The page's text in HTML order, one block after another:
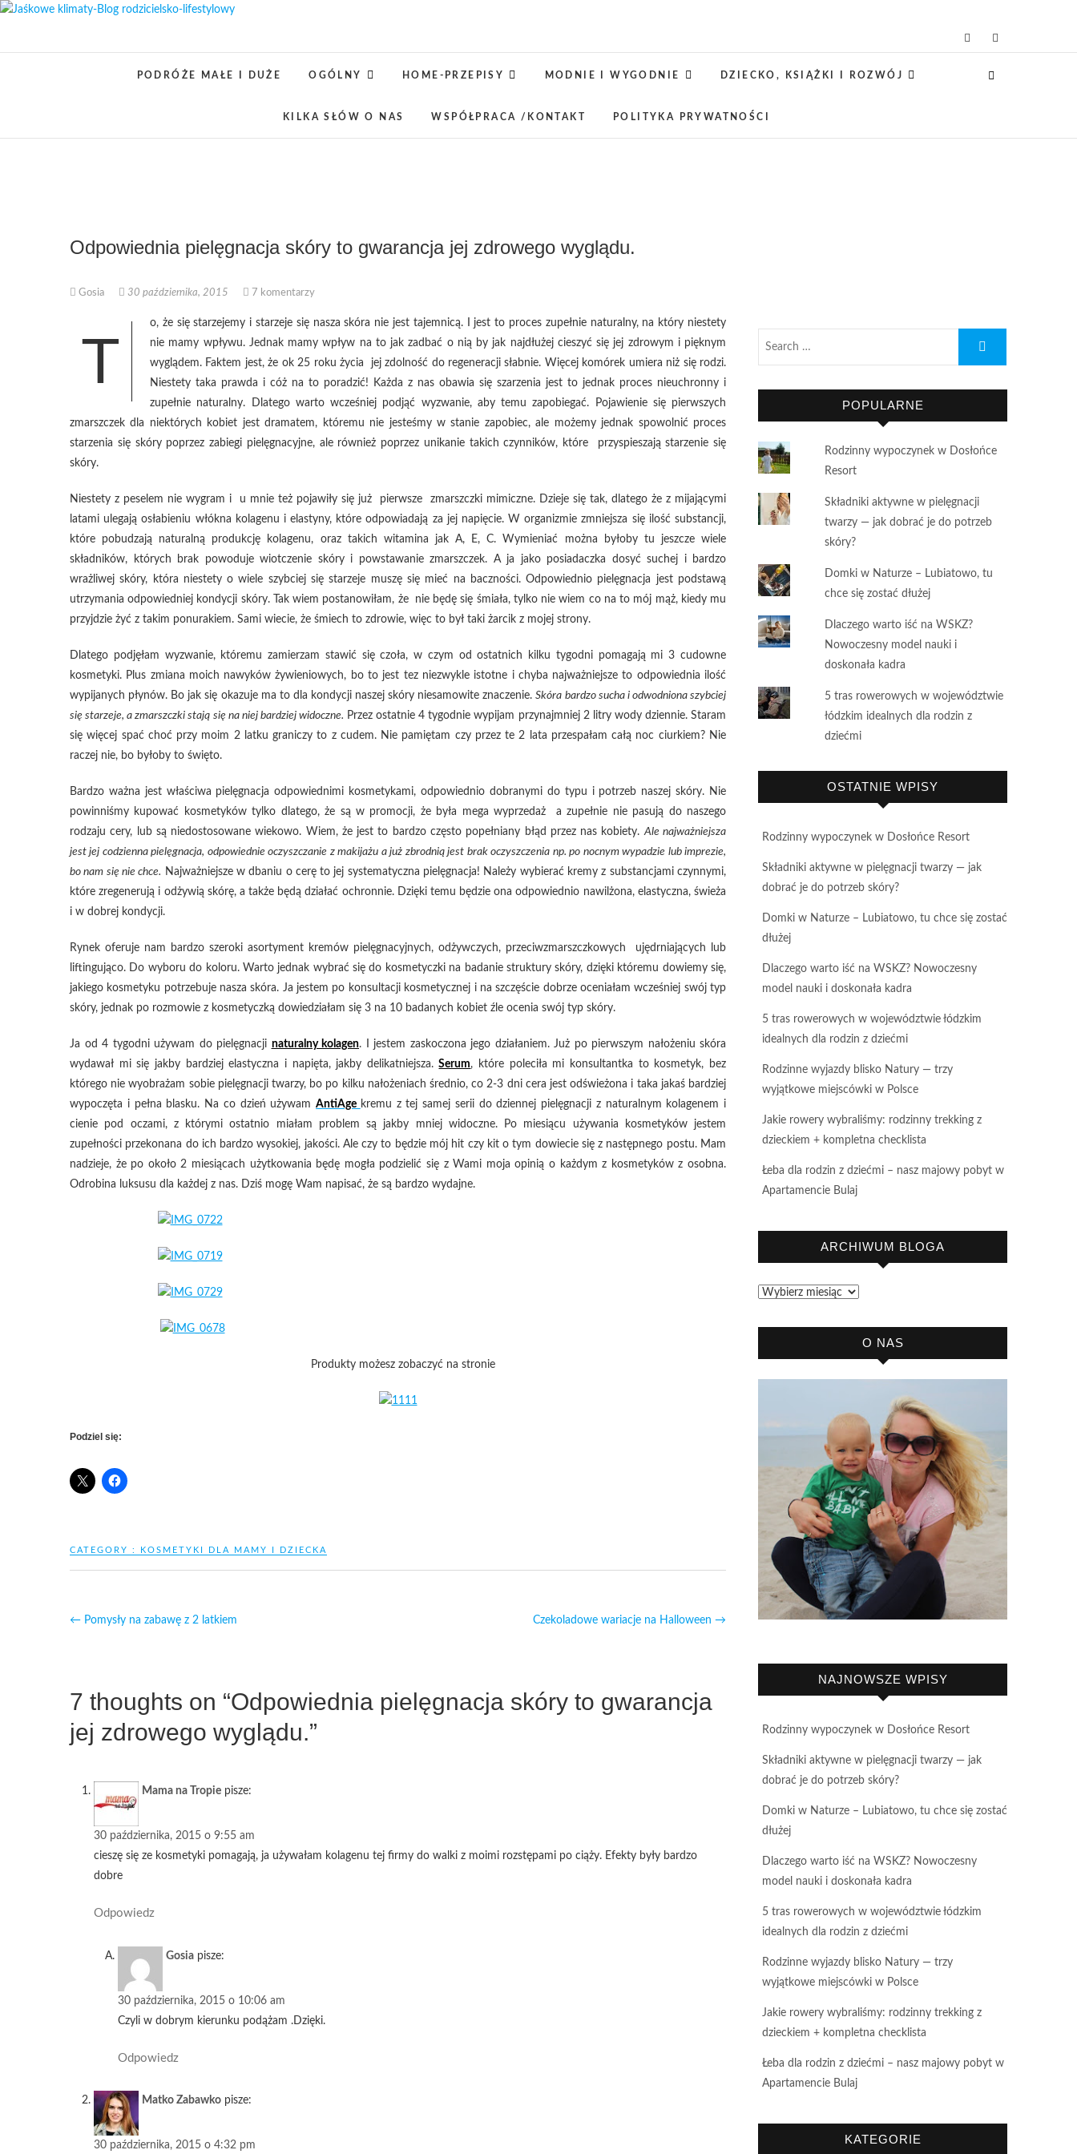
Skip
Jaśkowe klimaty-Blog rodzicielsko-lifestylowy
OPISUJEMY ŻYCIE. ZABAWA POŁĄCZONA Z NAUKĄ, CIEKAWE PROJEKTY DIY Z DZIECKIEM,
PODRÓŻE MAŁE I DUŻE OGÓLNY HOME-PRZEPISY MODNIE I WYGODNIE DZIECKO, KSIĄŻKI I ROZWÓJ
KILKA SŁÓW O NAS WSPÓŁPRACA /KONTAKT POLITYKA PRYWATNOŚCI
Odpowiednia pielęgnacja skóry to gwarancja jej zdrowego wyglądu.
Gosia 30 października, 2015 7 komentarzy
T
o, że się starzejemy i starzeje się nasza skóra nie jest tajemnicą. I jest to proces zupełnie naturalny, na który niestety
nie mamy wpływu. Jednak mamy wpływ na to jak zadbać o nią by jak najdłużej cieszyć się jej zdrowym i pięknym
wyglądem. Faktem jest, że ok 25 roku życia jej zdolność do regeneracji słabnie. Więcej komórek umiera niż się rodzi.
Niestety taka prawda i cóż na to poradzić! Każda z nas obawia się szarzenia jest to jednak proces nieuchronny i
zupełnie naturalny. Dlatego warto wcześniej podjąć wyzwanie, aby temu zapobiegać. Pojawienie się pierwszych
zmarszczek dla niektórych kobiet jest dramatem, któremu nie jesteśmy w stanie zapobiec, ale możemy jednak spowolnić proces
starzenia się skóry poprzez zabiegi pielęgnacyjne, ale również poprzez unikanie takich czynników, które przyspieszają starzenie się
skóry.
Niestety z peselem nie wygram i u mnie też pojawiły się już pierwsze zmarszczki mimiczne. Dzieje się tak, dlatego że z mijającymi
latami ulegają osłabieniu włókna kolagenu i elastyny, które odpowiadają za jej napięcie. W organizmie zmniejsza się ilość substancji,
które pobudzają naturalną produkcję kolagenu, oraz takich witamina jak A, E, C. Wymieniać można byłoby tu jeszcze wiele
składników, których brak powoduje wiotczenie skóry i powstawanie zmarszczek. A ja jako posiadaczka dosyć suchej i bardzo
wrażliwej skóry, która niestety o wiele szybciej się starzeje muszę się mieć na baczności. Odpowiednio pielęgnacja jest podstawą
utrzymania odpowiedniej kondycji skóry. Tak wiem postanowiłam, że nie będę się śmiała, tylko nie wiem co na to mój mąż, kiedy mu
przyjdzie żyć z takim ponurakiem. Sami wiecie, że śmiech to zdrowie, więc to był taki żarcik z mojej strony.
Dlatego podjęłam wyzwanie, któremu zamierzam stawić się czoła, w czym od ostatnich kilku tygodni pomagają mi 3 cudowne
kosmetyki. Plus zmiana moich nawyków żywieniowych, bo to jest tez niezwykle istotne i chyba najważniejsze to odpowiednia ilość
wypijanych płynów. Bo jak się okazuje ma to dla kondycji naszej skóry niesamowite znaczenie.Skóra bardzo sucha i odwodniona szybciej
się starzeje, a zmarszczki stają się na niej bardziej widoczne. Przez ostatnie 4 tygodnie wypijam przynajmniej 2 litry wody dziennie. Staram
się więcej spać choć przy moim 2 latku graniczy to z cudem. Nie pamiętam czy przez te 2 lata przespałam całą noc ciurkiem? Nie
raczej nie, bo byłoby to święto.
Bardzo ważna jest właściwa pielęgnacja odpowiednimi kosmetykami, odpowiednio dobranymi do typu i potrzeb naszej skóry. Nie
powinniśmy kupować kosmetyków tylko dlatego, że są w promocji, że była mega wyprzedaż a zupełnie nie pasują do naszego
rodzaju cery, lub są niedostosowane wiekowo. Wiem, że jest to bardzo często popełniany błąd przez nas kobiety.Ale najważniejsza
jest jej codzienna pielęgnacja, odpowiednie oczyszczanie z makijażu a już zbrodnią jest brak oczyszczenia np. po nocnym wypadzie lub imprezie,
bo nam się nie chce. Najważniejsze w dbaniu o cerę to jej systematyczna pielęgnacja! Należy wybierać kremy z substancjami czynnymi,
które zregenerują i odżywią skórę, a także będą działać ochronnie. Dzięki temu będzie ona odpowiednio nawilżona, elastyczna, świeża
i w dobrej kondycji.
Rynek oferuje nam bardzo szeroki asortyment kremów pielęgnacyjnych, odżywczych, przeciwzmarszczkowych ujędrniających lub
liftingująco. Do wyboru do koloru. Warto jednak wybrać się do kosmetyczki na badanie struktury skóry, dzięki któremu dowiemy się,
jakiego kosmetyku potrzebuje nasza skóra. Ja jestem po konsultacji kosmetycznej i na szczęście dobrze oceniałam wcześniej swój typ
skóry, jednak po rozmowie z kosmetyczką dowiedziałam się 3 na 10 badanych kobiet źle ocenia swój typ skóry.
Ja od 4 tygodni używam do pielęgnacji naturalny kolagen. I jestem zaskoczona jego działaniem. Już po pierwszym nałożeniu skóra
wydawał mi się jakby bardziej elastyczna i napięta, jakby delikatniejsza.Serum, które poleciła mi konsultantka to kosmetyk, bez
którego nie wyobrażam sobie pielęgnacji twarzy, bo po kilku nałożeniach średnio, co 2-3 dni cera jest odświeżona i taka jakaś bardziej
wypoczęta i pełna blasku. Na co dzień używam AntiAge kremu z tej samej serii do dziennej pielęgnacji z naturalnym kolagenem i
cienie pod oczami, z którymi ostatnio miałam problem są jakby mniej widoczne. Po miesiącu używania kosmetyków jestem
zupełności przekonana do ich bardzo wysokiej, jakości. Ale czy to będzie mój hit czy kit o tym dowiecie się z następnego postu. Mam
nadzieje, że po około 2 miesiącach użytkowania będę mogła podzielić się z Wami moja opinią o każdym z kosmetyków z osobna.
Odrobina luksusu dla każdej z nas. Dziś mogę Wam napisać, że są bardzo wydajne.
Produkty możesz zobaczyć na stronie
Podziel się:
CATEGORY : KOSMETYKI DLA MAMY I DZIECKA
← Pomysły na zabawę z 2 latkiem Czekoladowe wariacje na Halloween →
7 thoughts on “Odpowiednia pielęgnacja skóry to gwarancja
jej zdrowego wyglądu.”
Mama na Tropie pisze:
30 października, 2015 o 9:55 am
cieszę się ze kosmetyki pomagają, ja używałam kolagenu tej firmy do walki z moimi rozstępami po ciąży. Efekty były bardzo
dobre
Odpowiedz
Gosia pisze:
30 października, 2015 o 10:06 am
Czyli w dobrym kierunku podążam .Dzięki.
Odpowiedz
Matko Zabawko pisze:
30 października, 2015 o 4:32 pm
POPULARNE
Rodzinny wypoczynek w Dosłońce
Resort
Składniki aktywne w pielęgnacji
twarzy — jak dobrać je do potrzeb
skóry?
Domki w Naturze – Lubiatowo, tu
chce się zostać dłużej
Dlaczego warto iść na WSKZ?
Nowoczesny model nauki i
doskonała kadra
5 tras rowerowych w województwie
łódzkim idealnych dla rodzin z
dziećmi
OSTATNIE WPISY
Rodzinny wypoczynek w Dosłońce Resort
Składniki aktywne w pielęgnacji twarzy — jak
dobrać je do potrzeb skóry?
Domki w Naturze – Lubiatowo, tu chce się zostać
dłużej
Dlaczego warto iść na WSKZ? Nowoczesny
model nauki i doskonała kadra
5 tras rowerowych w województwie łódzkim
idealnych dla rodzin z dziećmi
Rodzinne wyjazdy blisko Natury — trzy
wyjątkowe miejscówki w Polsce
Jakie rowery wybraliśmy: rodzinny trekking z
dzieckiem + kompletna checklista
Łeba dla rodzin z dziećmi – nasz majowy pobyt w
Apartamencie Bulaj
ARCHIWUM BLOGA
Archiwum
O NAS
NAJNOWSZE WPISY
Rodzinny wypoczynek w Dosłońce Resort
Składniki aktywne w pielęgnacji twarzy — jak
dobrać je do potrzeb skóry?
Domki w Naturze – Lubiatowo, tu chce się zostać
dłużej
Dlaczego warto iść na WSKZ? Nowoczesny
model nauki i doskonała kadra
5 tras rowerowych w województwie łódzkim
idealnych dla rodzin z dziećmi
Rodzinne wyjazdy blisko Natury — trzy
wyjątkowe miejscówki w Polsce
Jakie rowery wybraliśmy: rodzinny trekking z
dzieckiem + kompletna checklista
Łeba dla rodzin z dziećmi – nasz majowy pobyt w
Apartamencie Bulaj
KATEGORIE